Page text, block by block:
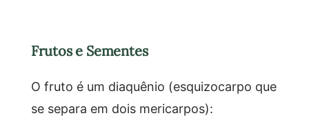
Frutos e Sementes
O fruto é um diaquênio (esquizocarpo que
se separa em dois mericarpos):